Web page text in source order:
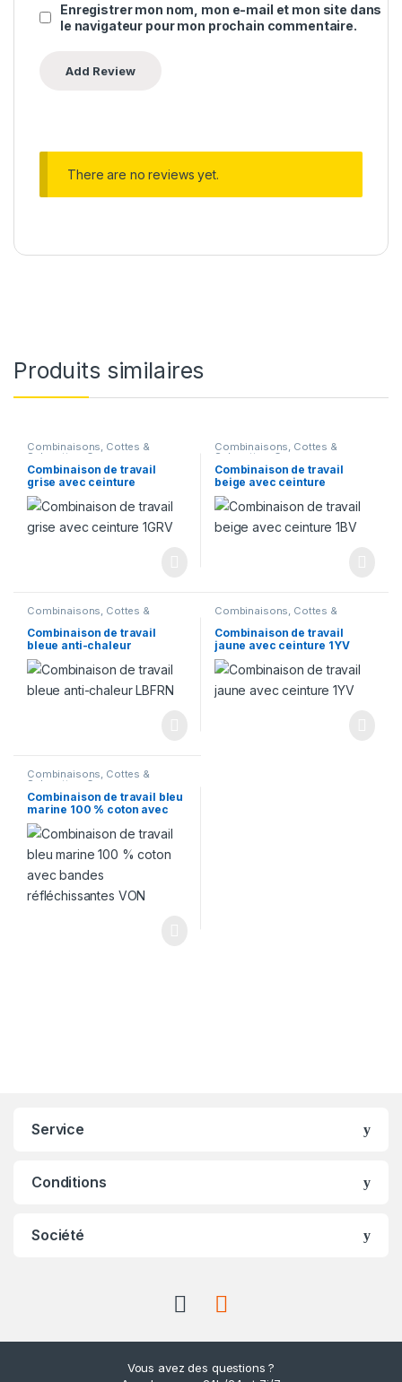
Enregistrer mon nom, mon e-mail et mon site dans
le navigateur pour mon prochain commentaire.
There are no reviews yet.
Produits similaires
Combinaisons, Cottes &
Salopettes Corps
Combinaison de travail
grise avec ceinture
Combinaisons, Cottes &
Salopettes Corps
Combinaison de travail
beige avec ceinture
Combinaisons, Cottes &
Corps
Combinaison de travail
bleue anti-chaleur
Combinaisons, Cottes &
Corps
Combinaison de travail
jaune avec ceinture 1YV
Combinaisons, Cottes &
Salopettes Corps
Combinaison de travail bleu
marine 100 % coton avec
bandes réfléchissantes
Service
Conditions
Société
Vous avez des questions ?